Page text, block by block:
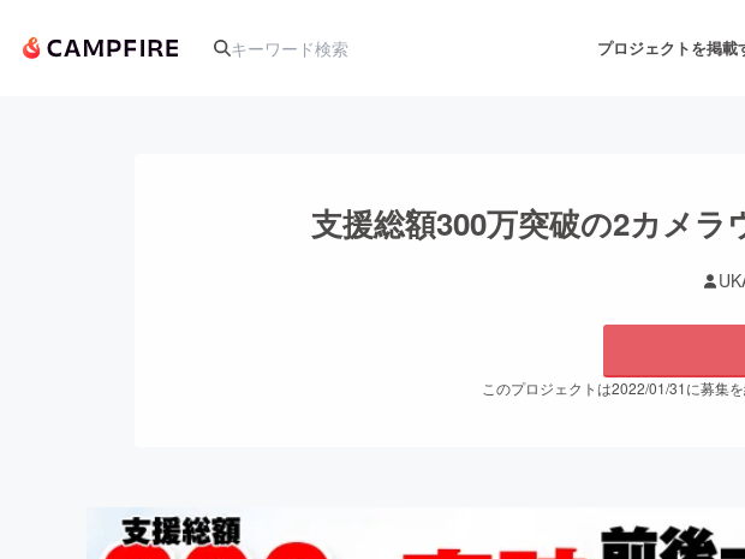
プロジェクトを掲載
人気のプロジェクト 注目のリターン
支援総額300万突破の2カメ
このプロジェクトは2022/01/31に募集